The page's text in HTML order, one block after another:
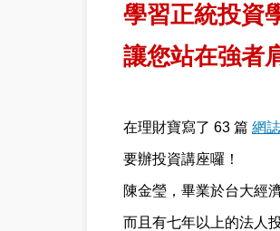
學習正統投資
讓您站在強者
在理財寶寫了 63 篇 網
要辦投資講座囉！
陳金瑩，畢業於台大經
而且有七年以上的法人